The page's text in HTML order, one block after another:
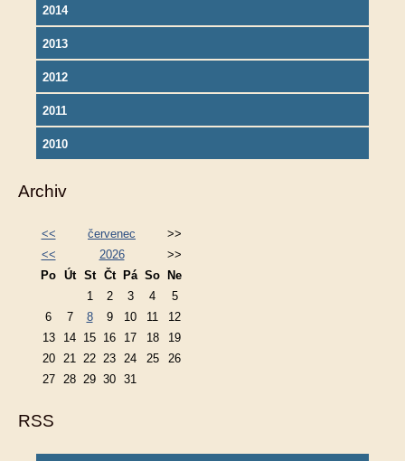
2014
2013
2012
2011
2010
Archiv
<< červenec
>>
<<
2026
>>
Po Út St Čt Pá So
Ne
1
2 3 4
5
6
7 8 9 10 11
12
13
14 15 16 17 18
19
20
21 22 23 24 25
26
27
28 29 30 31
RSS